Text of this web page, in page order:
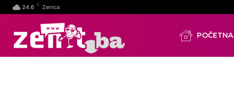
24.6 C Zenica
POČETNA